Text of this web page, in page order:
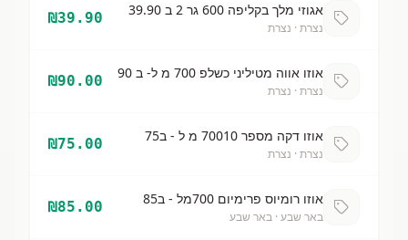
אגוזי מלך בקליפה 600 גר 2 ב 39.90
נצרת · נצרת
₪39.90
אוזו אווה מטיליני כשלפ 700 מ ל- ב 90
נצרת · נצרת
₪90.00
אוזו דקה מספר 70010 מ ל - ב75
נצרת · נצרת
₪75.00
אוזו רומיוס פרימיום 700מל - ב85
באר שבע · באר שבע
₪85.00